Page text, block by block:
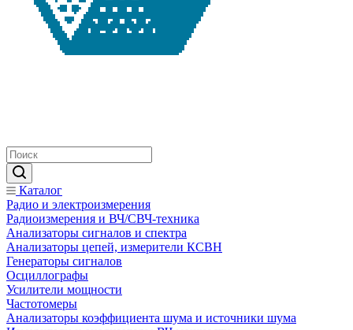
Каталог
Радио и электроизмерения
Радиоизмерения и ВЧ/СВЧ-техника
Анализаторы сигналов и спектра
Анализаторы цепей, измерители КСВН
Генераторы сигналов
Осциллографы
Усилители мощности
Частотомеры
Анализаторы коэффициента шума и источники шума